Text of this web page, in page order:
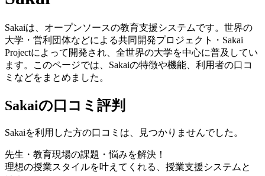
Sakaiは、オープンソースの教育支援システムです。世界の
大学・営利団体などによる共同開発プロジェクト・Sakai
Projectによって開発され、全世界の大学を中心に普及してい
ます。このページでは、Sakaiの特徴や機能、利用者の口コ
ミなどをまとめました。
Sakaiの口コミ評判
Sakaiを利用した方の口コミは、見つかりませんでした。
先生・教育現場の課題・悩みを解決！
理想の授業スタイルを叶えてくれる、授業支援システムと